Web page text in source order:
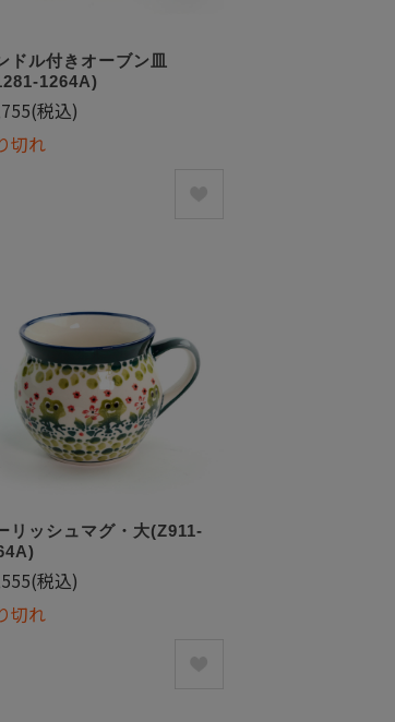
ドル付きオーブン皿
1264A)
(税込)
切れ
リッシュマグ・大(Z911-
(税込)
切れ